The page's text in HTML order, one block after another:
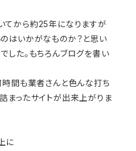
てから約25年になりますが
はいかがなものか？と思い
した。 もちろんブログを書い
時間も業者さんと色んな打ち
まったサイトが出来上がりま
に